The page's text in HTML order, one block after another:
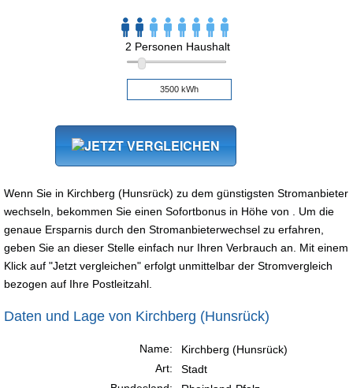
2 Personen Haushalt
Wenn Sie in Kirchberg (Hunsrück) zu dem günstigsten Stromanbieter
wechseln, bekommen Sie einen Sofortbonus in Höhe von . Um die
genaue Ersparnis durch den Stromanbieterwechsel zu erfahren,
geben Sie an dieser Stelle einfach nur Ihren Verbrauch an. Mit einem
Klick auf "Jetzt vergleichen" erfolgt unmittelbar der Stromvergleich
bezogen auf Ihre Postleitzahl.
Daten und Lage von Kirchberg (Hunsrück)
Name:
Kirchberg (Hunsrück)
Art:
Stadt